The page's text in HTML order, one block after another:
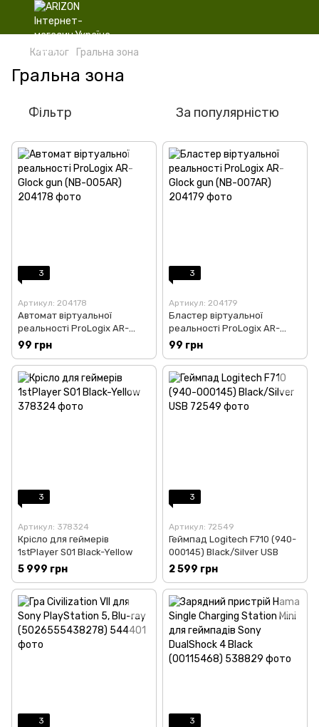
Каталог Гральна зона
Гральна зона
Фільтр За популярністю
3
Артикул: 204178
Автомат віртуальної
реальності ProLogix AR-
Glock gun (NB-005AR)
99 грн
3
Артикул: 204179
Бластер віртуальної
реальності ProLogix AR-
Glock gun (NB-007AR)
99 грн
3
Артикул: 378324
Крісло для геймерів
1stPlayer S01 Black-Yellow
5 999 грн
3
Артикул: 72549
Геймпад Logitech F710 (940-
000145) Black/Silver USB
2 599 грн
3 3